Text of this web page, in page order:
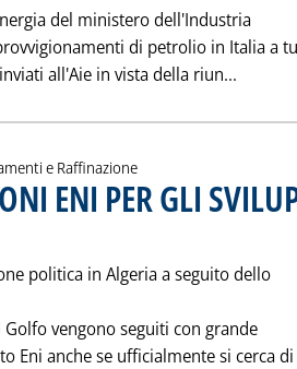
del ministero dell'Industria
di petrolio in Italia a
all'Aie in vista della riun...
e Raffinazione
ENI PER GLI
politica in Algeria a seguito dello
vengono seguiti con grande
Eni anche se ufficialmente si cerca di